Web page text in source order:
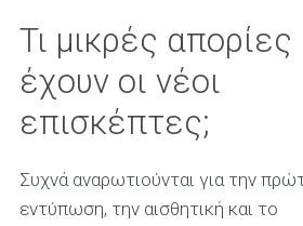
Τι μικρές απορίες
έχουν οι νέοι
επισκέπτες;
Συχνά αναρωτιούνται για την
εντύπωση, την αισθητική και το